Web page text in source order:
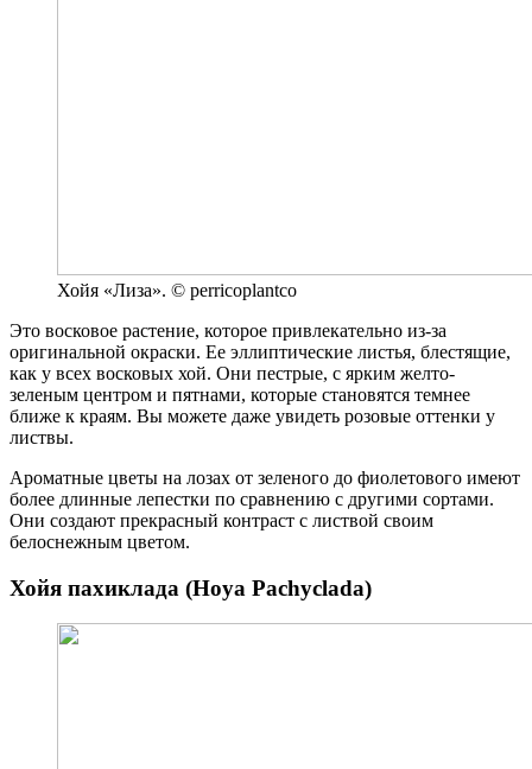
Хойя «Лиза». © perricoplantco
Это восковое растение, которое привлекательно из-за
оригинальной окраски. Ее эллиптические листья, блестящие,
как у всех восковых хой. Они пестрые, с ярким желто-
зеленым центром и пятнами, которые становятся темнее
ближе к краям. Вы можете даже увидеть розовые оттенки у
листвы.
Ароматные цветы на лозах от зеленого до фиолетового имеют
более длинные лепестки по сравнению с другими сортами.
Они создают прекрасный контраст с листвой своим
белоснежным цветом.
Хойя пахиклада (Hoya Pachyclada)